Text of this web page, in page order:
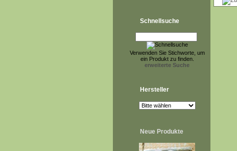
Schnellsuche
Verwenden Sie Stichworte, um
ein Produkt zu finden.
erweiterte Suche
Hersteller
Neue Produkte